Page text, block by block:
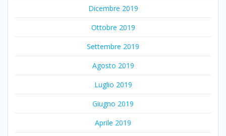
Dicembre 2019
Ottobre 2019
Settembre 2019
Agosto 2019
Luglio 2019
Giugno 2019
Aprile 2019